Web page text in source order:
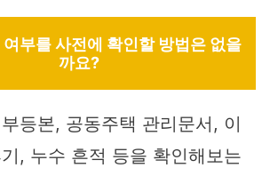
부를 사전에 확인할 방법은 없을
까요?
등본, 공동주택 관리문서, 이
, 누수 흔적 등을 확인해보는